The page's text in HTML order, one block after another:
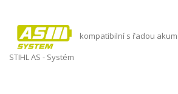
kompatibilní s řadou
STIHL AS - Systém